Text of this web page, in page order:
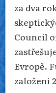
za dva
Council
Evropě.
založení